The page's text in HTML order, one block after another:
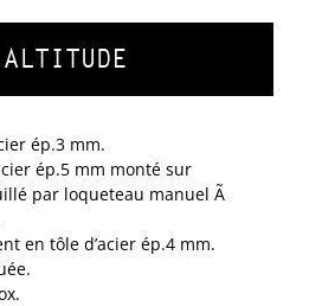
ép.3 mm.
ép.5 mm monté sur
par loqueteau manuel Ã
en tôle d’acier ép.4 mm.